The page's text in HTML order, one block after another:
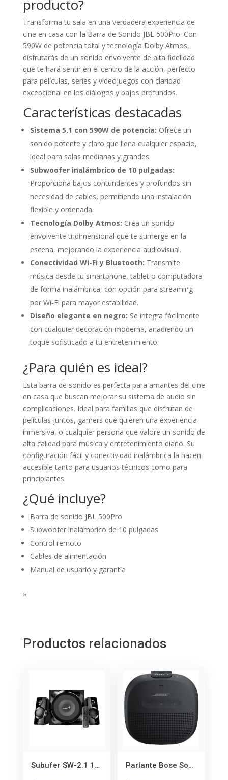
producto?
Transforma tu sala en una verdadera experiencia de
cine en casa con la Barra de Sonido JBL 500Pro. Con
590W de potencia total y tecnología Dolby Atmos,
disfrutarás de un sonido envolvente de alta fidelidad
que te hará sentir en el centro de la acción, perfecto
para películas, series y videojuegos con claridad
excepcional en los diálogos y bajos profundos.
Características destacadas
Sistema 5.1 con 590W de potencia: Ofrece un
sonido potente y claro que llena cualquier espacio,
ideal para salas medianas y grandes.
Subwoofer inalámbrico de 10 pulgadas:
Proporciona bajos contundentes y profundos sin
necesidad de cables, permitiendo una instalación
flexible y ordenada.
Tecnología Dolby Atmos: Crea un sonido
envolvente tridimensional que te sumerge en la
escena, mejorando la experiencia audiovisual.
Conectividad Wi-Fi y Bluetooth: Transmite
música desde tu smartphone, tablet o computadora
de forma inalámbrica, con opción para streaming
por Wi-Fi para mayor estabilidad.
Diseño elegante en negro: Se integra fácilmente
con cualquier decoración moderna, añadiendo un
toque sofisticado a tu entretenimiento.
¿Para quién es ideal?
Esta barra de sonido es perfecta para amantes del cine
en casa que buscan mejorar su sistema de audio sin
complicaciones. Ideal para familias que disfrutan de
películas juntos, gamers que quieren una experiencia
inmersiva, o cualquier persona que valore un sonido de
alta calidad para música y entretenimiento diario. Su
configuración fácil y conectividad inalámbrica la hacen
accesible tanto para usuarios técnicos como para
principiantes.
¿Qué incluye?
Barra de sonido JBL 500Pro
Subwoofer inalámbrico de 10 pulgadas
Control remoto
Cables de alimentación
Manual de usuario y garantía
»
Productos relacionados
Subufer SW-2.1 1850 BT – Parlante Bluetooth 2.1 con Subwoofer 1850W Parlante Bose SoundLink Micro 2da Gen Negro – Portátil y Resistente al Agua